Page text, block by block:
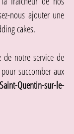
nous ajouter une
cakes.
de notre service de
pour succomber aux
Quentin-sur-le-